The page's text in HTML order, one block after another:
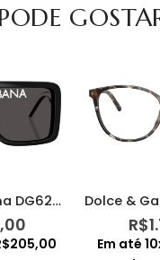
Dolce & Gabbana DG6204 L50187
205,00
R$
Em até 10